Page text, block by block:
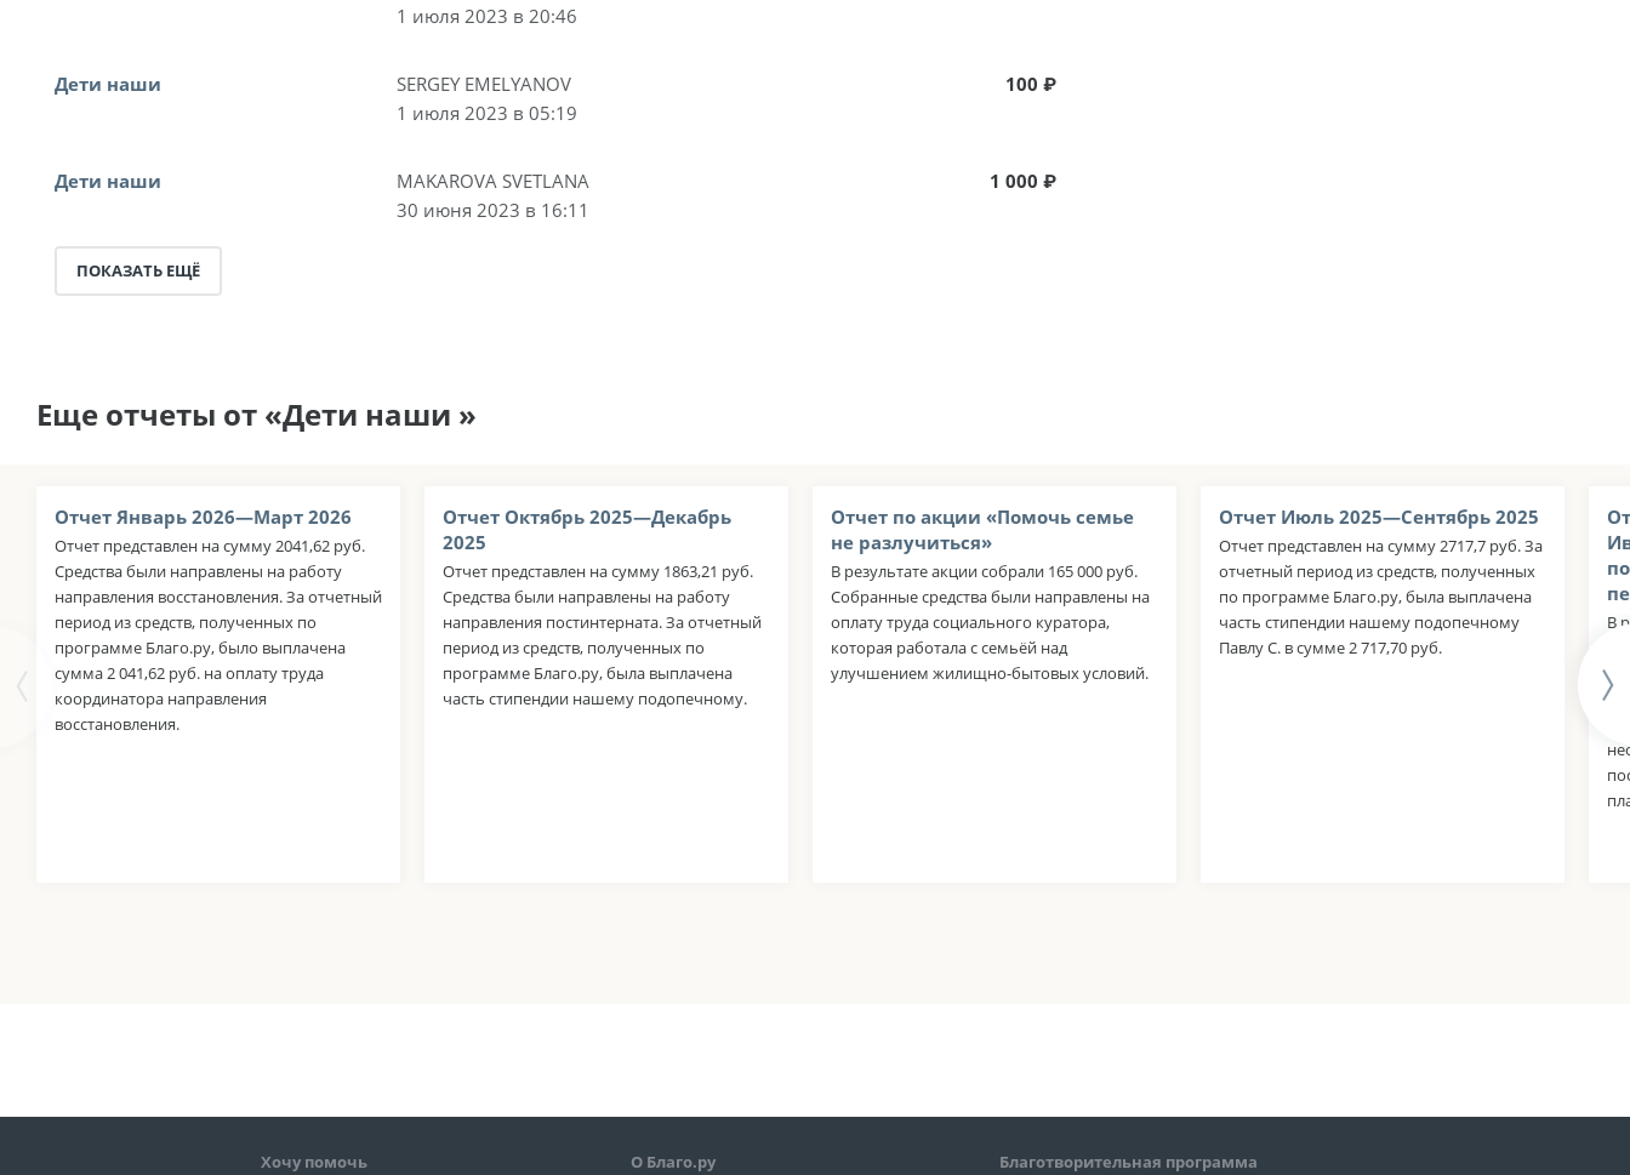
1 июля 2023 в 20:46
Дети наши
SERGEY EMELYANOV
1 июля 2023 в 05:19
100 ₽
Дети наши
MAKAROVA SVETLANA
30 июня 2023 в 16:11
1 000 ₽
ПОКАЗАТЬ ЕЩЁ
Еще отчеты от «Дети наши »
Отчет Январь 2026—Март 2026
Отчет представлен на сумму 2041,62 руб.
Средства были направлены на работу
направления восстановления. За отчетный
период из средств, полученных по
программе Благо.ру, было выплачена
сумма 2 041,62 руб. на оплату труда
координатора направления
восстановления.
Отчет Октябрь 2025—Декабрь
2025
Отчет представлен на сумму 1863,21 руб.
Средства были направлены на работу
направления постинтерната. За отчетный
период из средств, полученных по
программе Благо.ру, была выплачена
часть стипендии нашему подопечному.
Отчет по акции «Помочь семье
не разлучиться»
В результате акции собрали 165 000 руб.
Собранные средства были направлены на
оплату труда социального куратора,
которая работала с семьёй над
улучшением жилищно-бытовых условий.
Отчет Июль 2025—Сентябрь 2025
Отчет представлен на сумму 2717,7 руб. За
отчетный период из средств, полученных
по программе Благо.ру, была выплачена
часть стипендии нашему подопечному
Павлу С. в сумме 2 717,70 руб.
В
Хочу помочь О Благо.ру Благотворительная программа